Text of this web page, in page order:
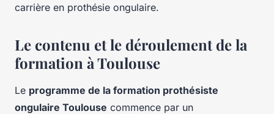
carrière en prothésie ongulaire.
Le contenu et le déroulement de la
formation à Toulouse
Le programme de la formation prothésiste
ongulaire Toulouse commence par un